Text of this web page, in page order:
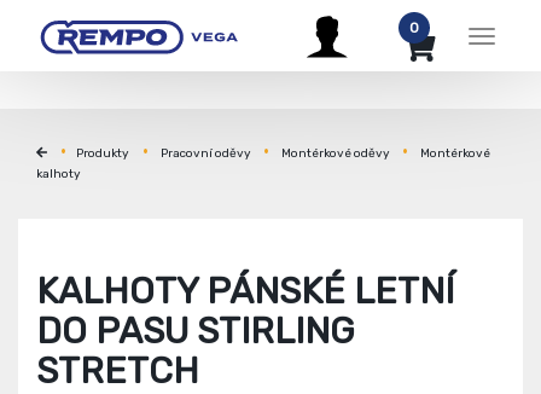
Menu
0
Produkty Pracovní oděvy Montérkové oděvy
Montérkové
kalhoty
KALHOTY PÁNSKÉ LETNÍ
DO PASU STIRLING
STRETCH